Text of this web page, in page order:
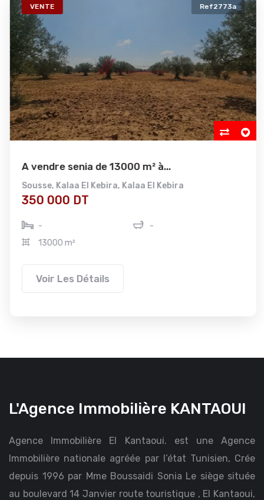
VENTE Ref2773a
A vendre senia de 13000 m² à...
Sousse, Kalaa El Kebira, Kalaa El Kebira
350 000 DT
-
-
13000 m²
Voir Les Détails
L'Agence Immobilière KANTAOUI
Agence Immobilière El Kantaoui. est une Agence
Immobilière nationale agréée par l’état Tunisien, Crée
depuis 1996 par Mme Boussaidi Sonia Le siège située
au boulevard 14 Janvier route touristique , El Kantaoui,